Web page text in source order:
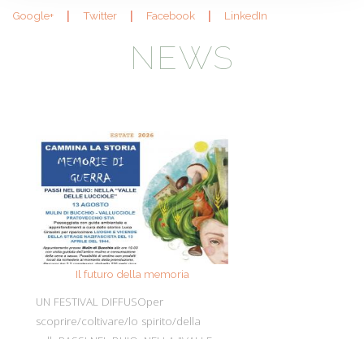
Google+ Twitter Facebook LinkedIn
NEWS
Il futuro della memoria
UN FESTIVAL DIFFUSOper
scoprire/coltivare/lo spirito/della